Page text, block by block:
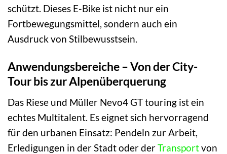
schützt. Dieses E-Bike ist nicht nur ein
Fortbewegungsmittel, sondern auch ein
Ausdruck von Stilbewusstsein.
Anwendungsbereiche – Von der City-
Tour bis zur Alpenüberquerung
Das Riese und Müller Nevo4 GT touring ist ein
echtes Multitalent. Es eignet sich hervorragend
für den urbanen Einsatz: Pendeln zur Arbeit,
Erledigungen in der Stadt oder derTransportvon